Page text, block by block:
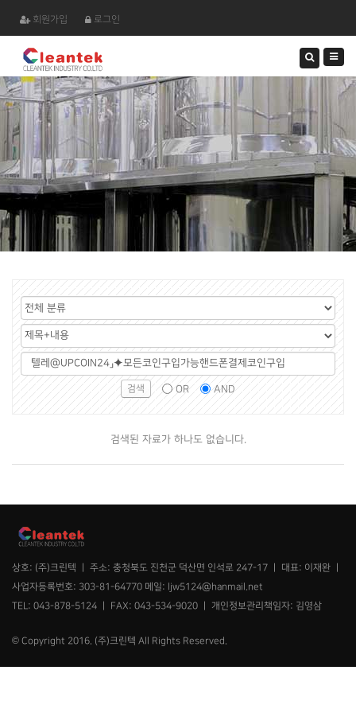
회원가입 로그인
검
색
하
기
게
시
판
그
룹
검
색
색
OR AND
검색된 자료가 하나도 없습니다.
상호: (주)크린텍 ㅣ 주소: 충청북도 진천군 덕산면 인석로 247-17 ㅣ 대표: 이재완 ㅣ
사업자등록번호: 303-81-64770 메일: ljw5124@hanmail.net
TEL: 043-878-5124 ㅣ FAX: 043-534-9020 ㅣ 개인정보관리책임자: 김영삼
© Copyright 2016. (주)크린텍 All Rights Reserved.